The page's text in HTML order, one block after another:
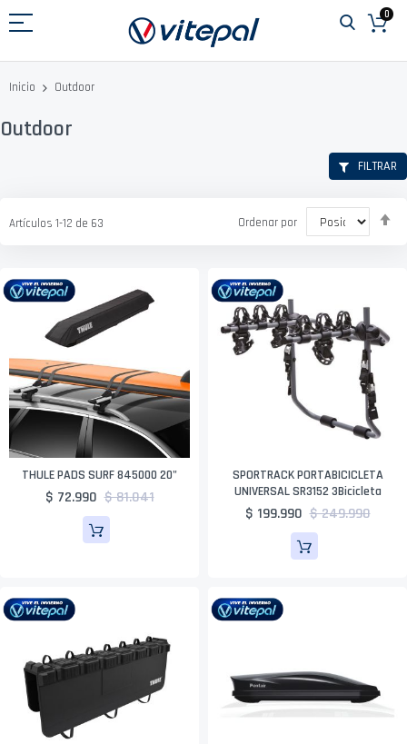
al
0
Inicio Outdoor
Outdoor
Artículos 1-12 de 63 Ordenar por
THULE PADS SURF 845000 20"
$ 72.990 $ 81.041
SPORTRACK PORTABICICLETA
UNIVERSAL SR3152 3Bicicleta
$ 199.990 $ 249.990
FILTRAR